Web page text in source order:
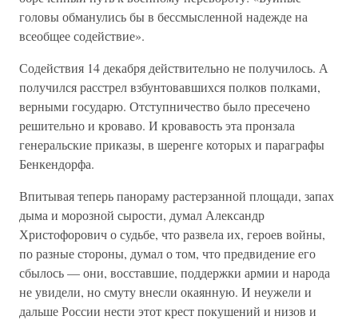
головы обманулись бы в бессмысленной надежде на
всеобщее содействие».
Содействия 14 декабря действительно не получилось. А
получился расстрел взбунтовавшихся полков полками,
верными государю. Отступничество было пресечено
решительно и кроваво. И кровавость эта пронзала
генеральские приказы, в шеренге которых и параграфы
Бенкендорфа.
Впитывая теперь панораму растерзанной площади, запах
дыма и морозной сырости, думал Александр
Христофорович о судьбе, что развела их, героев войны,
по разные стороны, думал о том, что предвидение его
сбылось — они, восставшие, поддержки армии и народа
не увидели, но смуту внесли окаянную. И неужели и
дальше России нести этот крест покушений и низов и